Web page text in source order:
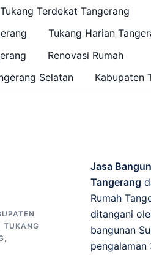
Tukang Terdekat Tangerang
Tukang Harian
Renovasi Rumah
Selatan Kabupaten
TUKANG
,
Jasa
Tangerang
Rumah
ditangani
bangunan
pengalaman